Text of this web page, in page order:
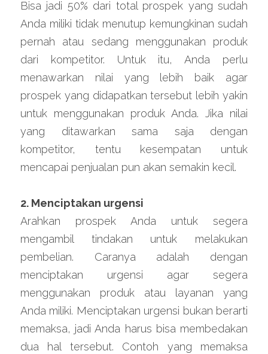
Bisa jadi 50% dari total prospek yang sudah
Anda miliki tidak menutup kemungkinan sudah
pernah atau sedang menggunakan produk
dari kompetitor. Untuk itu, Anda perlu
menawarkan nilai yang lebih baik agar
prospek yang didapatkan tersebut lebih yakin
untuk menggunakan produk Anda. Jika nilai
yang ditawarkan sama saja dengan
kompetitor, tentu kesempatan untuk
mencapai penjualan pun akan semakin kecil.
2. Menciptakan urgensi
Arahkan prospek Anda untuk segera
mengambil tindakan untuk melakukan
pembelian. Caranya adalah dengan
menciptakan urgensi agar segera
menggunakan produk atau layanan yang
Anda miliki. Menciptakan urgensi bukan berarti
memaksa, jadi Anda harus bisa membedakan
dua hal tersebut. Contoh yang memaksa